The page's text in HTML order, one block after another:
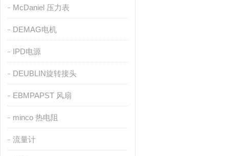
McDaniel 压力表
DEMAG电机
IPD电源
DEUBLIN旋转接头
EBMPAPST 风扇
minco 热电阻
流量计